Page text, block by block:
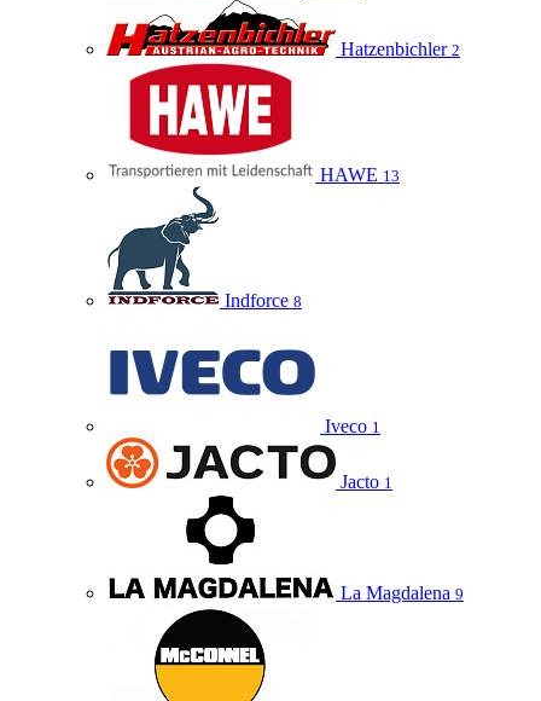
Hatzenbichler 2
HAWE 13
Indforce 8
Iveco 1
Jacto 1
La Magdalena 9